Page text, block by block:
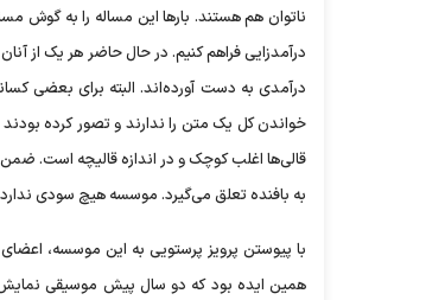
ناتوان هم هستند. بار‌ها این مساله را به گوش
درآمدی به دست آورده‌اند. البته برای بعضی
خواندن کل یک متن را ندارند و تصور کرده بودند
قالی‌ها اغلب کوچک و در اندازه قالیچه است. ضمن
به بافنده تعلق می‌گیرد. موسسه هیچ سودی
با پیوستن پرویز پرستویی به این موسسه،
همین ایده بود که دو سال پیش موسیقی نمایش